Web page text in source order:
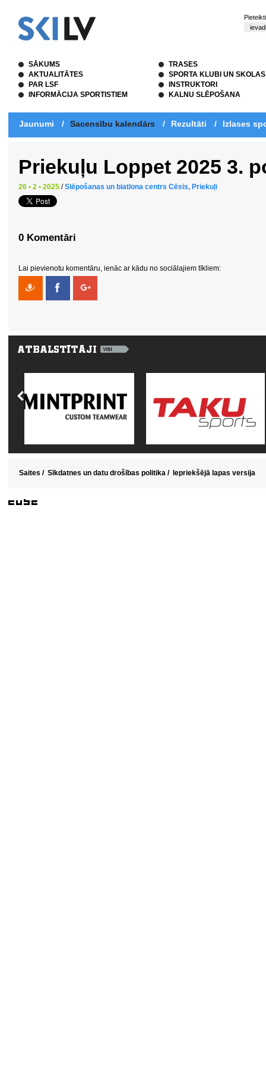
SĀKUMS
AKTUALITĀTES
PAR LSF
INFORMĀCIJA SPORTISTIEM
TRASES
SPORTA KLUBI UN SKOLAS
INSTRUKTORI
KALNU SLĒPOŠANA
Jaunumi / Sacensību kalendārs / Rezultāti / Izlases
Priekuļu Loppet 2025 3.
26 • 2 • 2025 /Slēpošanas un biatlona centrs Cēsis, Priekuļi
0 Komentāri
Lai pievienotu komentāru, ienāc ar kādu no sociālajiem tīkliem:
Saites / Sīkdatnes un datu drošības politika / Iepriekšējā lapas versija